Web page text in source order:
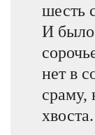
шесть
И было
нет в
сраму,
хвоста.